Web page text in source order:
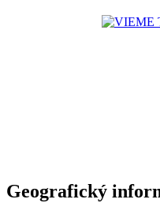
Geografický